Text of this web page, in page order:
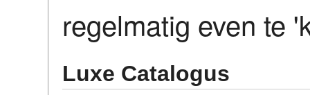
regelmatig even te
Luxe Catalogus